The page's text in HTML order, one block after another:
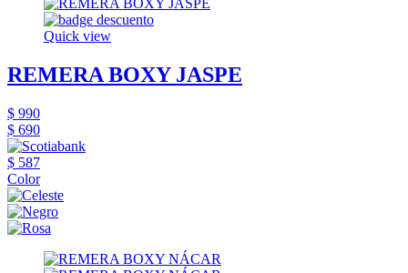
Quick view
REMERA BOXY JASPE
$ 990
$ 690
$ 587
Color